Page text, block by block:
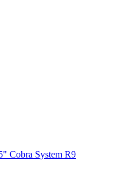
Cobra System R9